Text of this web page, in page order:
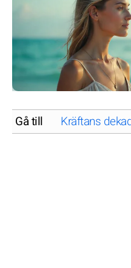
Gå till Kräftans